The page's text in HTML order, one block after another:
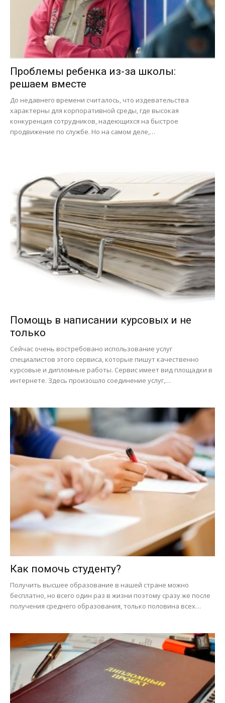
Проблемы ребенка из-за школы:
решаем вместе
До недавнего времени считалось, что издевательства
характерны для корпоративной среды, где высокая
конкуренция сотрудников, надеющихся на быстрое
продвижение по службе. Но на самом деле,…
Помощь в написании курсовых и не
только
Сейчас очень востребовано использование услуг
специалистов этого сервиса, которые пишут качественно
курсовые и дипломные работы. Сервис имеет вид площадки в
интернете. Здесь произошло соединение услуг,…
Как помочь студенту?
Получить высшее образование в нашей стране можно
бесплатно, но всего один раз в жизни поэтому сразу же после
получения среднего образования, только половина всех…